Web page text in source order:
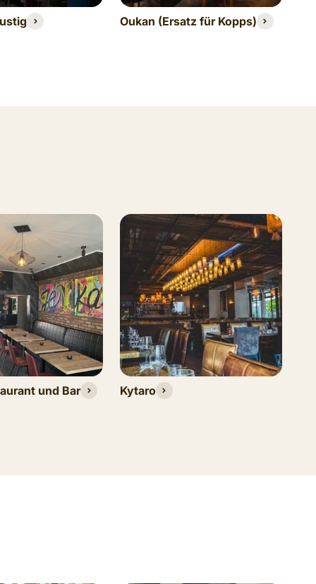
Oukan (Ersatz für Kopps)
und Bar Kytaro